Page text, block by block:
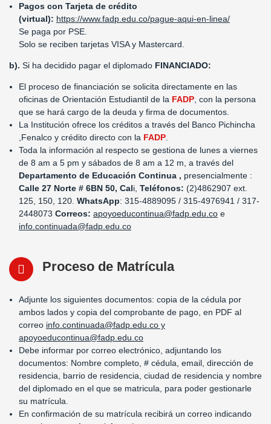
Pagos con Tarjeta de crédito
(virtual): https://www.fadp.edu.co/pague-aqui-en-linea/
Se paga por PSE.
Solo se reciben tarjetas VISA y Mastercard.
b). Si ha decidido pagar el diplomado FINANCIADO:
El proceso de financiación se solicita directamente en las
oficinas de Orientación Estudiantil de la FADP, con la persona
que se hará cargo de la deuda y firma de documentos.
La Institución ofrece los créditos a través del Banco Pichincha
,Fenalco y crédito directo con la FADP.
Toda la información al respecto se gestiona de lunes a viernes
de 8 am a 5 pm y sábados de 8 am a 12 m, a través del
Departamento de Educación Continua , presencialmente :
Calle 27 Norte # 6BN 50, Cali, Teléfonos: (2)4862907 ext.
125, 150, 120. WhatsApp: 315-4889095 / 315-4976941 / 317-
2448073 Correos: apoyoeducontinua@fadp.edu.co e
info.continuada@fadp.edu.co
Proceso de Matrícula
Adjunte los siguientes documentos: copia de la cédula por
ambos lados y copia del comprobante de pago, en PDF al
correo info.continuada@fadp.edu.co y
apoyoeducontinua@fadp.edu.co
Debe informar por correo electrónico, adjuntando los
documentos: Nombre completo, # cédula, email, dirección de
residencia, barrio de residencia, ciudad de residencia y nombre
del diplomado en el que se matricula, para poder gestionarle
su matrícula.
En confirmación de su matrícula recibirá un correo indicando